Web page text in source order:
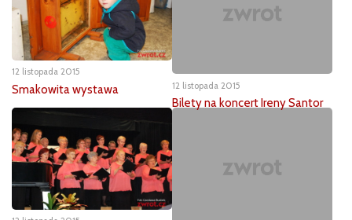
12 listopada 2015
Smakowita wystawa 12 listopada 2015
Bilety na koncert Ireny Santor